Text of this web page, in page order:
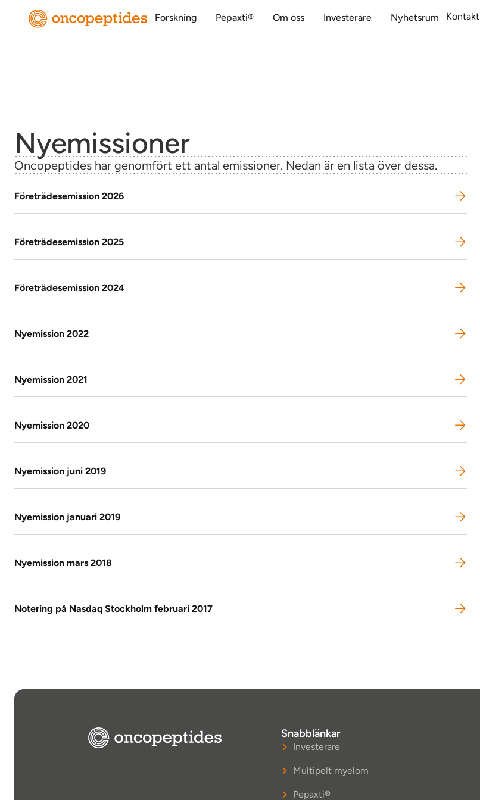
Forskning Pepaxti® Om oss Investerare Nyhetsrum Kontakt
Nyemissioner
Oncopeptides har genomfört ett antal emissioner. Nedan är en lista över dessa.
Företrädesemission 2026
Företrädesemission 2025
Företrädesemission 2024
Nyemission 2022
Nyemission 2021
Nyemission 2020
Nyemission juni 2019
Nyemission januari 2019
Nyemission mars 2018
Notering på Nasdaq Stockholm februari 2017
Snabblänkar
Investerare
Multipelt myelom
Pepaxti®